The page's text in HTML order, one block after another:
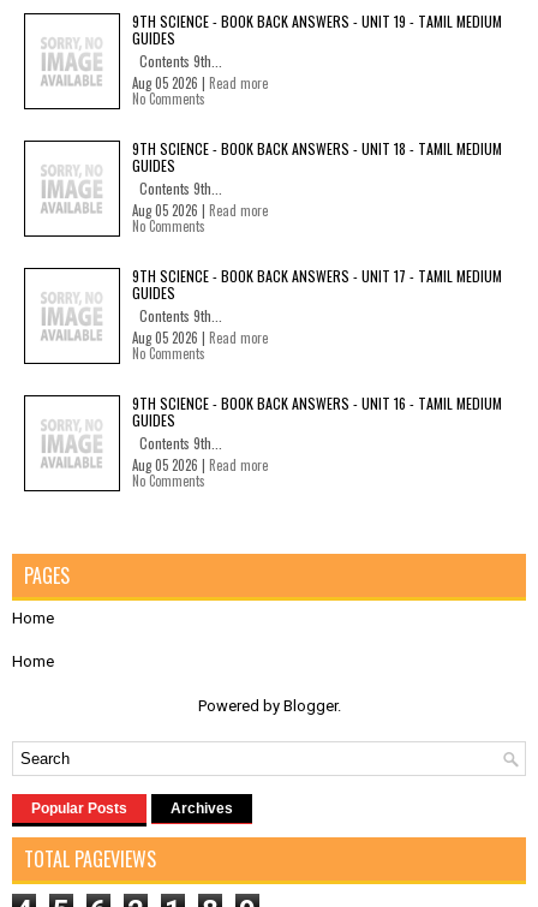
9TH SCIENCE - BOOK BACK ANSWERS - UNIT 19 - TAMIL MEDIUM
GUIDES
Contents 9th...
Aug 05 2026 | Read more
No Comments
9TH SCIENCE - BOOK BACK ANSWERS - UNIT 18 - TAMIL MEDIUM
GUIDES
Contents 9th...
Aug 05 2026 | Read more
No Comments
9TH SCIENCE - BOOK BACK ANSWERS - UNIT 17 - TAMIL MEDIUM
GUIDES
Contents 9th...
Aug 05 2026 | Read more
No Comments
9TH SCIENCE - BOOK BACK ANSWERS - UNIT 16 - TAMIL MEDIUM
GUIDES
Contents 9th...
Aug 05 2026 | Read more
No Comments
PAGES
Home
Home
Powered by Blogger.
Popular Posts Archives
TOTAL PAGEVIEWS